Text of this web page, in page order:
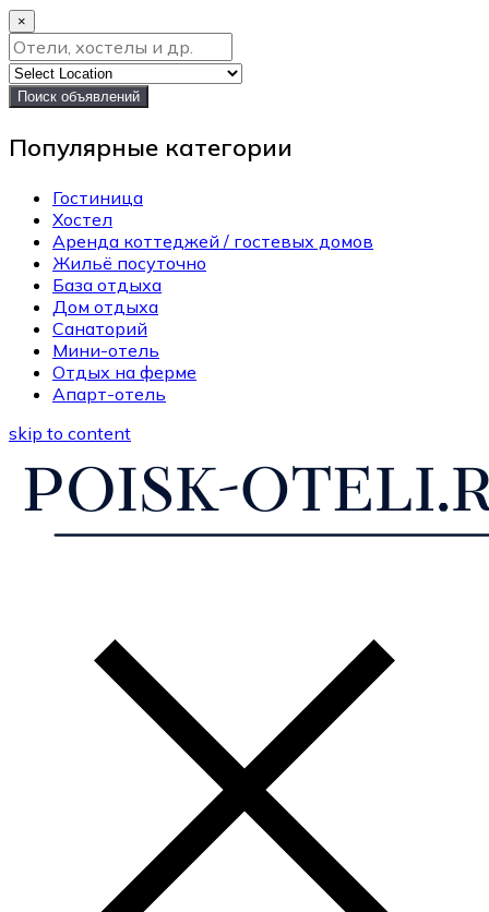
×
Поиск объявлений
Популярные категории
Гостиница
Хостел
Аренда коттеджей / гостевых домов
Жильё посуточно
База отдыха
Дом отдыха
Санаторий
Мини-отель
Отдых на ферме
Апарт-отель
skip to content